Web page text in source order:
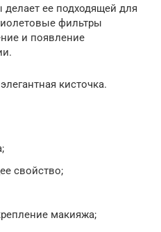
ее подходящей для
фильтры
и появление
кисточка.
свойство;
макияжа;